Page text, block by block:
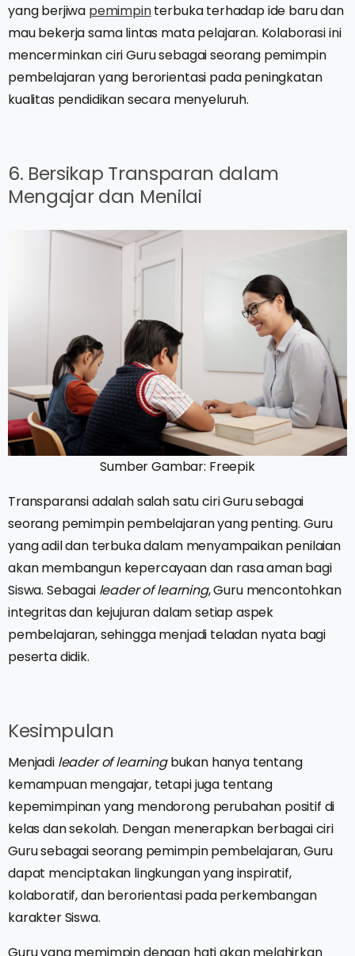
yang berjiwa pemimpinterbuka terhadap ide baru dan
mau bekerja sama lintas mata pelajaran. Kolaborasi ini
mencerminkan ciri Guru sebagai seorang pemimpin
pembelajaran yang berorientasi pada peningkatan
kualitas pendidikan secara menyeluruh.
6. Bersikap Transparan dalam
Mengajar dan Menilai
Sumber Gambar: Freepik
Transparansi adalah salah satu ciri Guru sebagai
seorang pemimpin pembelajaran yang penting. Guru
yang adil dan terbuka dalam menyampaikan penilaian
akan membangun kepercayaan dan rasa aman bagi
Siswa. Sebagai leader of learning, Guru mencontohkan
integritas dan kejujuran dalam setiap aspek
pembelajaran, sehingga menjadi teladan nyata bagi
peserta didik.
Kesimpulan
Menjadi leader of learningbukan hanya tentang
kemampuan mengajar, tetapi juga tentang
kepemimpinan yang mendorong perubahan positif di
kelas dan sekolah. Dengan menerapkan berbagai ciri
Guru sebagai seorang pemimpin pembelajaran, Guru
dapat menciptakan lingkungan yang inspiratif,
kolaboratif, dan berorientasi pada perkembangan
karakter Siswa.